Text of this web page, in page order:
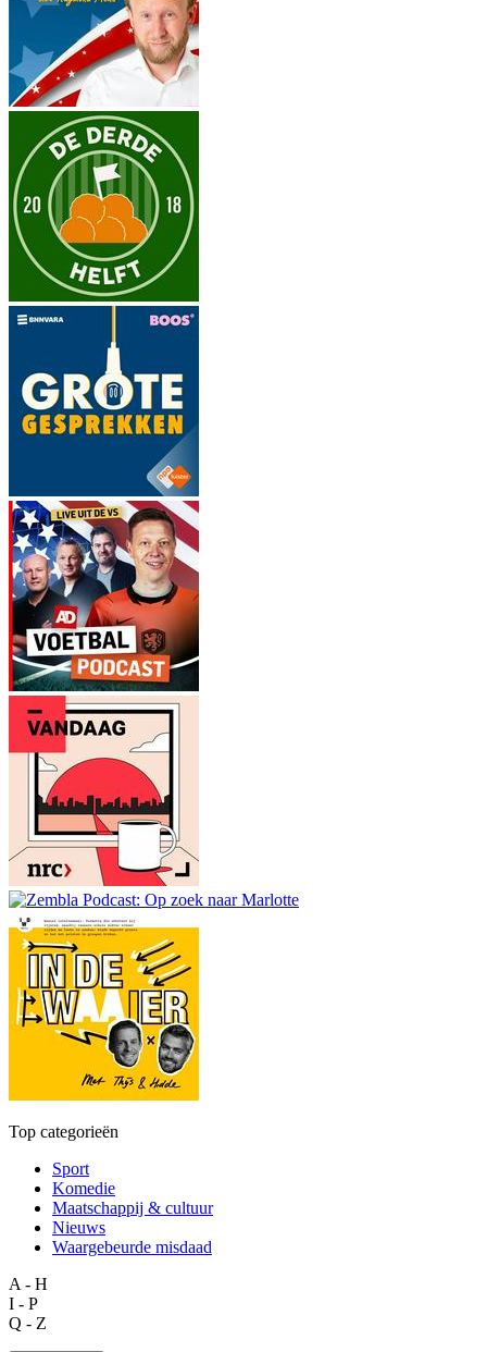
Top categorieën
Sport
Komedie
Maatschappij & cultuur
Nieuws
Waargebeurde misdaad
A - H
I - P
Q - Z